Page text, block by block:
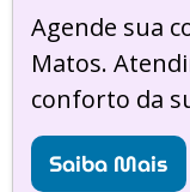
Agende sua
Matos.
conforto da
Saiba Mais